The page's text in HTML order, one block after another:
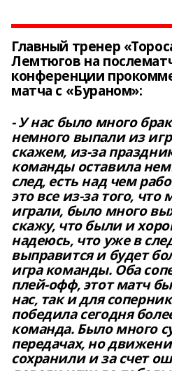
Главный тренер
Лемтюговна
конференции
матча с «Бураном»:
- У нас было много
немного выпали из
скажем, из-за
команды оставила
след, есть над чем
это все из-за того,
играли, было много
скажу, что были и
надеюсь, что уже в
выправится и будет
игра команды. Оба
плей-офф, этот матч
нас, так и для
победила сегодня
команда. Было много
передачах, но
сохранили и за счет